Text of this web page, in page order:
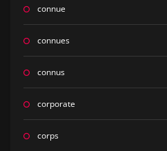
connue
connues
connus
corporate
corps